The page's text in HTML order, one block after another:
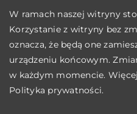
W ramach naszej witryny
Korzystanie z witryny bez
oznacza, że będą one
urządzeniu końcowym.
w każdym momencie.
Polityka prywatności.